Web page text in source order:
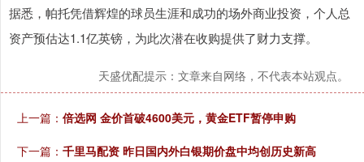
据悉，帕托凭借辉煌的球员生涯和成功的场外商业投资，个人总
资产预估达1.1亿英镑，为此次潜在收购提供了财力支撑。
天盛优配提示：文章来自网络，不代表本站观点。
上一篇： 倍选网 金价首破4600美元，黄金ETF暂停申购
下一篇： 千里马配资 昨日国内外白银期价盘中均创历史新高